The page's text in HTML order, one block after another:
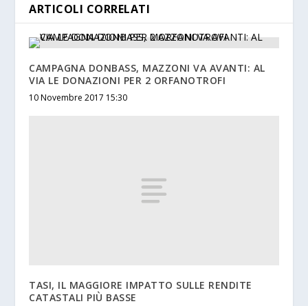
ARTICOLI CORRELATI
CAMPAGNA DONBASS, MAZZONI VA AVANTI: AL
VIA LE DONAZIONI PER 2 ORFANOTROFI
10 Novembre 2017 15:30
TASI, IL MAGGIORE IMPATTO SULLE RENDITE
CATASTALI PIÙ BASSE